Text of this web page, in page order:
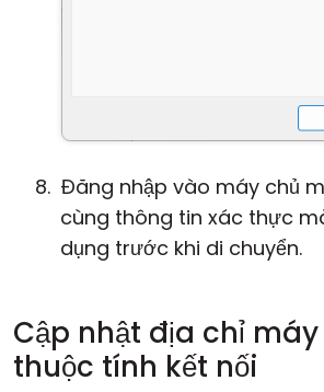
Đăng nhập vào máy chủ
cùng thông tin xác thực
dụng trước khi di chuyển.
Cập nhật địa chỉ
thuộc tính kết nối